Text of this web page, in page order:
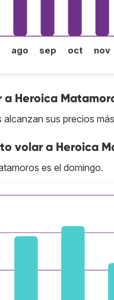
ago sep oct nov
a Heroica
sus precios
volar a Heroica
es el domingo.